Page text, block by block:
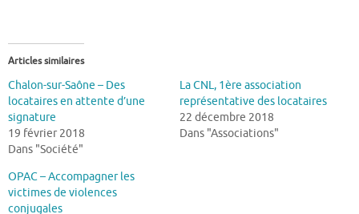
Articles similaires
Chalon-sur-Saône – Des
locataires en attente d’une
signature
19 février 2018
Dans "Société"
La CNL, 1ère association
représentative des locataires
22 décembre 2018
Dans "Associations"
OPAC – Accompagner les
victimes de violences
conjugales